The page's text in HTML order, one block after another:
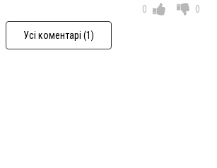
0 0
Усі коментарі (1)